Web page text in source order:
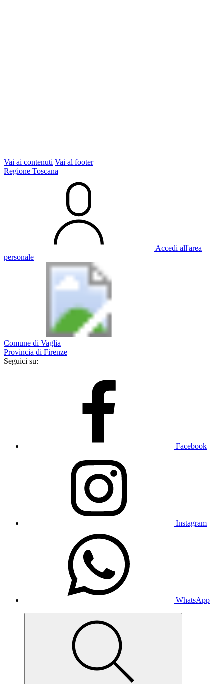
Vai ai contenuti Vai al footer
Regione Toscana
Accedi all'area
personale
Comune di Vaglia
Provincia di Firenze
Seguici su:
Facebook
Instagram
WhatsApp